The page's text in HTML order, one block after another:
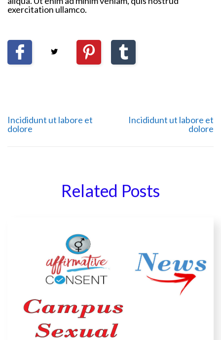
exercitation ullamco.
Incididunt ut labore et
dolore
Incididunt ut labore et
dolore
Related Posts